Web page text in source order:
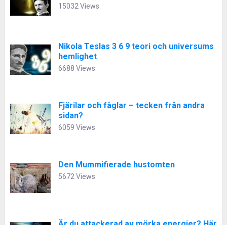
15032 Views
Nikola Teslas 3 6 9 teori och universums
hemlighet
6688 Views
Fjärilar och fåglar – tecken från andra
sidan?
6059 Views
Den Mummifierade hustomten
5672 Views